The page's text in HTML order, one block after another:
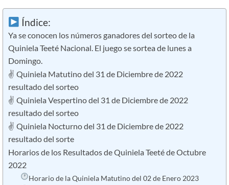
Índice:
Ya se conocen los números ganadores del sorteo de la
Quiniela Teeté Nacional. El juego se sortea de lunes a
Domingo.
✌ Quiniela Matutino del 31 de Diciembre de 2022
resultado del sorteo
✌ Quiniela Vespertino del 31 de Diciembre de 2022
resultado del sorteo
✌ Quiniela Nocturno del 31 de Diciembre de 2022
resultado del sorte
Horarios de los Resultados de Quiniela Teeté de Octubre
2022
Horario de la Quiniela Matutino del 02 de Enero 2023